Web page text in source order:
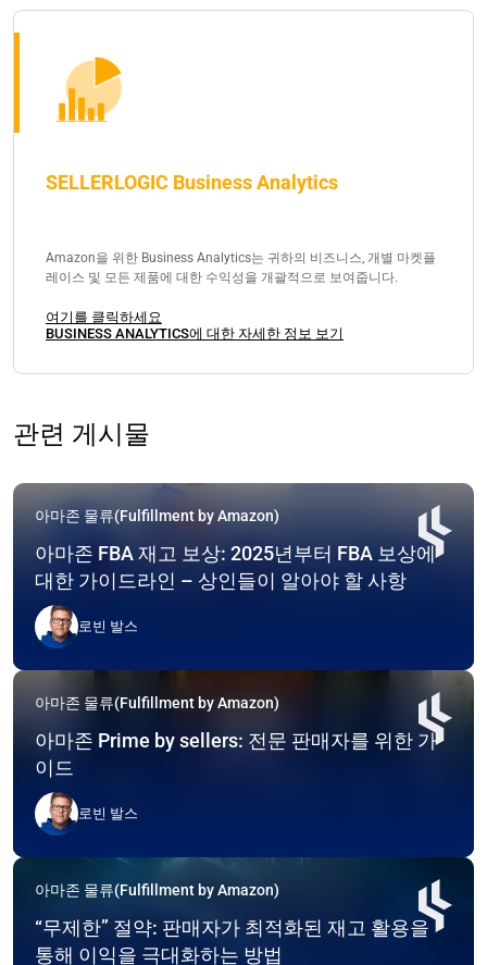
SELLERLOGIC Business Analytics
Amazon을 위한 Business Analytics는 귀하의 비즈니스, 개별 마켓플
레이스 및 모든 제품에 대한 수익성을 개괄적으로 보여줍니다.
여기를 클릭하세요
BUSINESS ANALYTICS에 대한 자세한 정보 보기
관련 게시물
아마존 물류(Fulfillment by Amazon)
아마존 FBA 재고 보상: 2025년부터 FBA 보상에
대한 가이드라인 – 상인들이 알아야 할 사항
로빈 발스
아마존 물류(Fulfillment by Amazon)
아마존 Prime by sellers: 전문 판매자를 위한 가
이드
로빈 발스
아마존 물류(Fulfillment by Amazon)
“무제한” 절약: 판매자가 최적화된 재고 활용을
통해 이익을 극대화하는 방법